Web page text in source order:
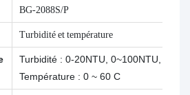
BG-2088S/P
Turbidité et température
Turbidité : 0-20NTU, 0~100NTU,
Température : 0 ~ 60 C